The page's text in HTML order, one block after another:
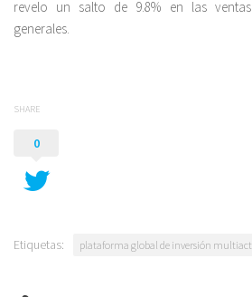
revelo un salto de 9.8% en las
generales.
SHARE
0
Etiquetas: plataforma global de inversión